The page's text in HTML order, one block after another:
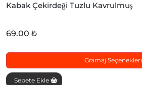
Kabak Çekirdeği Tuzlu Kavrulmuş
69.00 ₺
Gramaj Seçenekleri
Sepete Ekle